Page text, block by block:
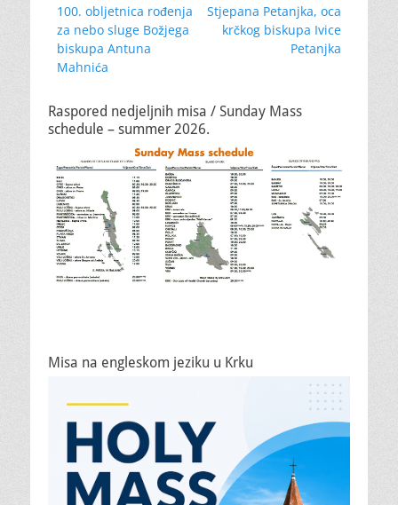
post:
100. obljetnica rođenja
za nebo sluge Božjega
biskupa Antuna
Mahnića
post:
Stjepana Petanjka, oca
krčkog biskupa Ivice
Petanjka
Raspored nedjeljnih misa / Sunday Mass
schedule – summer 2026.
Misa na engleskom jeziku u Krku